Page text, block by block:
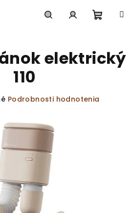
košík
elektrický
110
Podrobnosti hodnotenia